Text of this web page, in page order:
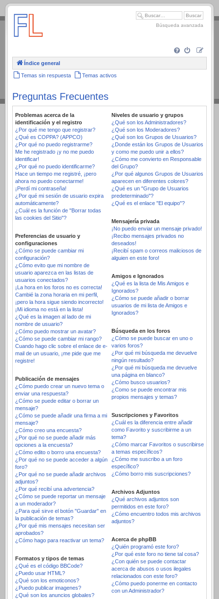
.
Búsqueda avanzada
Índice general
Temas sin respuesta Temas activos
Preguntas Frecuentes
Problemas acerca de la
identificación y el registro
¿Por qué me tengo que registrar?
¿Qué es COPPA? (APPCO)
¿Por qué no puedo registrarme?
Me he registrado ¡y no me puedo
identificar!
¿Por qué no puedo identificarme?
Hace un tiempo me registré, ¡pero
ahora no puedo conectarme!
¡Perdí mi contraseña!
¿Por qué mi sesión de usuario expira
automáticamente?
¿Cuál es la función de "Borrar todas
las cookies del Sitio"?
Preferencias de usuario y
configuraciones
¿Cómo se puede cambiar mi
configuración?
¿Cómo evito que mi nombre de
usuario aparezca en las listas de
usuarios conectados?
¡La hora en los foros no es correcta!
Cambié la zona horaria en mi perfil,
¡pero la hora sigue siendo incorrecto!
¡Mi idioma no está en la lista!
¿Qué es la imagen al lado de mi
nombre de usuario?
¿Cómo puedo mostrar un avatar?
¿Cómo se puede cambiar mi rango?
Cuando hago clic sobre el enlace de e-
mail de un usuario, ¡me pide que me
registre!
Publicación de mensajes
¿Cómo puedo crear un nuevo tema o
enviar una respuesta?
¿Cómo se puede editar o borrar un
mensaje?
¿Cómo se puede añadir una firma a mi
mensaje?
¿Cómo creo una encuesta?
¿Por qué no se puede añadir más
opciones a la encuesta?
¿Cómo edito o borro una encuesta?
¿Por qué no se puede acceder a algún
foro?
¿Por qué no se puede añadir archivos
adjuntos?
¿Por qué recibí una advertencia?
¿Cómo se puede reportar un mensaje
a un moderador?
¿Para qué sirve el botón "Guardar" en
la publicación de temas?
¿Por qué mis mensajes necesitan ser
aprobados?
¿Cómo hago para reactivar un tema?
Formatos y tipos de temas
¿Qué es el código BBCode?
¿Puedo usar HTML?
¿Qué son los emoticonos?
¿Puedo publicar imagenes?
¿Qué son los anuncios globales?
Niveles de usuario y grupos
¿Qué son los Administradores?
¿Qué son los Moderadores?
¿Qué son los Grupos de Usuarios?
¿Donde están los Grupos de Usuarios
y como me puedo unir a ellos?
¿Cómo me convierto en Responsable
del Grupo?
¿Por qué algunos Grupos de Usuarios
aparecen en diferentes colores?
¿Qué es un "Grupo de Usuarios
predeterminado"?
¿Qué es el enlace "El equipo"?
Mensajería privada
¡No puedo enviar un mensaje privado!
¡Recibo mensajes privados no
deseados!
¡Recibí spam o correos maliciosos de
alguien en este foro!
Amigos e Ignorados
¿Qué es la lista de Mis Amigos e
Ignorados?
¿Cómo se puede añadir o borrar
usuarios de mi lista de Amigos e
Ignorados?
Búsqueda en los foros
¿Cómo se puede buscar en uno o
varios foros?
¿Por qué mi búsqueda me devuelve
ningún resultado?
¿Por qué mi búsqueda me devuelve
una página en blanco?
¿Cómo busco usuarios?
¿Como se puede encontrar mis
propios mensajes y temas?
Suscripciones y Favoritos
¿Cuál es la diferencia entre añadir
como Favorito y suscribirme a un
tema?
¿Cómo marcar Favoritos o suscribirse
a temas específicos?
¿Cómo me suscribo a un foro
específico?
¿Cómo borro mis suscripciones?
Archivos Adjuntos
¿Qué archivos adjuntos son
permitidos en este foro?
¿Cómo encuentro todos mis archivos
adjuntos?
Acerca de phpBB
¿Quién programó este foro?
¿Por qué este foro no tiene tal cosa?
¿Con quién se puede contactar
acerca de abusos o usos ilegales
relacionados con este foro?
¿Cómo puedo ponerme en contacto
con un Administrador?